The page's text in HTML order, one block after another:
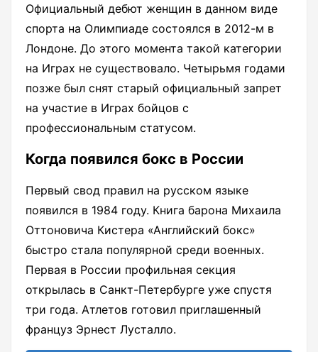
Официальный дебют женщин в данном виде
спорта на Олимпиаде состоялся в 2012-м в
Лондоне. До этого момента такой категории
на Играх не существовало. Четырьмя годами
позже был снят старый официальный запрет
на участие в Играх бойцов с
профессиональным статусом.
Когда появился бокс в России
Первый свод правил на русском языке
появился в 1984 году. Книга барона Михаила
Оттоновича Кистера «Английский бокс»
быстро стала популярной среди военных.
Первая в России профильная секция
открылась в Санкт-Петербурге уже спустя
три года. Атлетов готовил приглашенный
француз Эрнест Лусталло.